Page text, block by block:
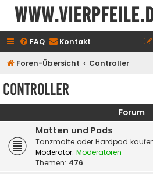
FAQ Kontakt
Foren-Übersicht Controller
Controller
Forum
Matten und Pads
Tanzmatte oder Hardpad
Moderator: Moderatoren
Themen: 476